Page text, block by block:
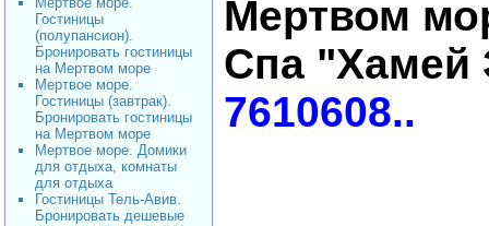
Гостиницы
(полупансион).
Бронировать гостиницы
на Мертвом море
Мертвое море.
Гостиницы (завтрак).
Бронировать гостиницы
на Мертвом море
Мертвое море. Домики
для отдыха, комнаты
для отдыха
Гостиницы Тель-Авив.
Бронировать дешевые
Мертвом
Спа "Хамей
7610608..